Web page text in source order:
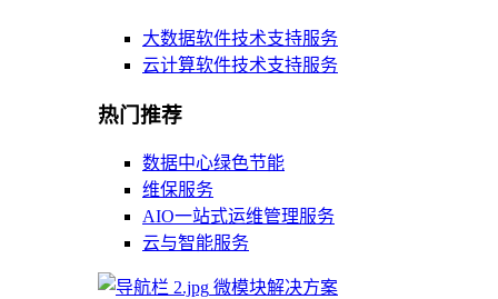
大数据软件技术支持服务
云计算软件技术支持服务
热门推荐
数据中心绿色节能
维保服务
AIO一站式运维管理服务
云与智能服务
微模块解决方案